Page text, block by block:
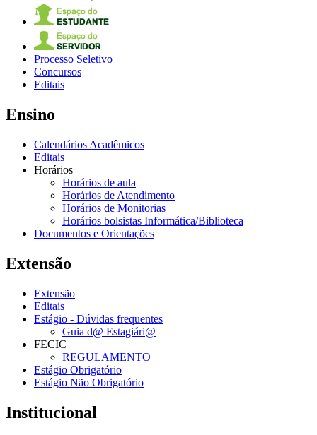
Processo Seletivo
Concursos
Editais
Ensino
Calendários Acadêmicos
Editais
Horários
Horários de aula
Horários de Atendimento
Horários de Monitorias
Horários bolsistas Informática/Biblioteca
Documentos e Orientações
Extensão
Extensão
Editais
Estágio - Dúvidas frequentes
Guia d@ Estagiári@
FECIC
REGULAMENTO
Estágio Obrigatório
Estágio Não Obrigatório
Institucional